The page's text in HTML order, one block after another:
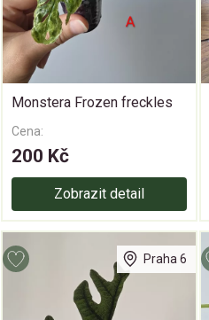
Monstera Frozen freckles
Cena:
200 Kč
Zobrazit detail
Praha 6